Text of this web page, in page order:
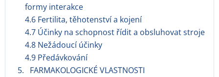
formy interakce
4.6 Fertilita, těhotenství a kojení
4.7 Účinky na schopnost řídit a obsluhovat stroje
4.8 Nežádoucí účinky
4.9 Předávkování
5. FARMAKOLOGICKÉ VLASTNOSTI